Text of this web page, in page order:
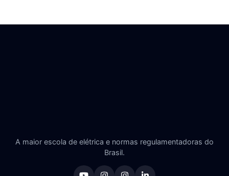
A maior escola de elétrica e normas regulamentadoras do
Brasil.